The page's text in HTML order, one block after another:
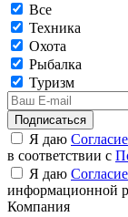
Все
Техника
Охота
Рыбалка
Туризм
Подписаться
Я даю Согласие
в соответствии с
Я даю Согласие
информационной
Компания